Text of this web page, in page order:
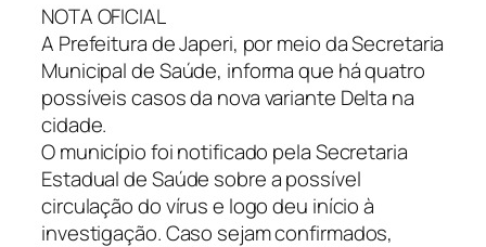
NOTA OFICIAL
A Prefeitura de Japeri, por meio da Secretaria
Municipal de Saúde, informa que há quatro
possíveis casos da nova variante Delta na
cidade.
O município foi notificado pela Secretaria
Estadual de Saúde sobre a possível
circulação do vírus e logo deu início à
investigação. Caso sejam confirmados,